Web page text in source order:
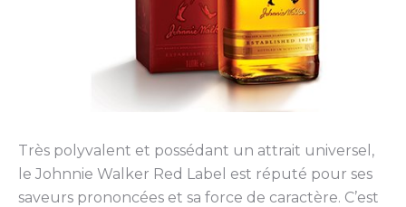
Très polyvalent et possédant un attrait universel,
le Johnnie Walker Red Label est réputé pour ses
saveurs prononcées et sa force de caractère. C’est